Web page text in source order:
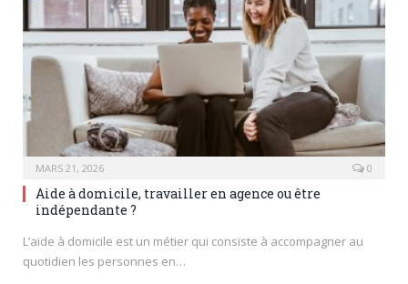
MARS 21, 2026 0
Aide à domicile, travailler en agence ou être
indépendante ?
L’aide à domicile est un métier qui consiste à accompagner au
quotidien les personnes en…